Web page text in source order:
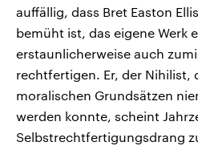
auffällig, dass Bret Easton
bemüht ist, das eigene Werk
erstaunlicherweise auch
rechtfertigen. Er, der Nihilist,
moralischen Grundsätzen
werden konnte, scheint
Selbstrechtfertigungsdrang